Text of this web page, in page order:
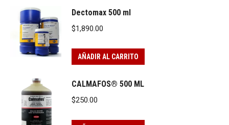
Dectomax 500 ml
$1,890.00
AÑADIR AL CARRITO
CALMAFOS® 500 ML
$250.00